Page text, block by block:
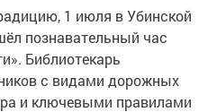
1 июля в Убинской
познавательный час
Библиотекарь
с видами дорожных
и ключевыми правилами